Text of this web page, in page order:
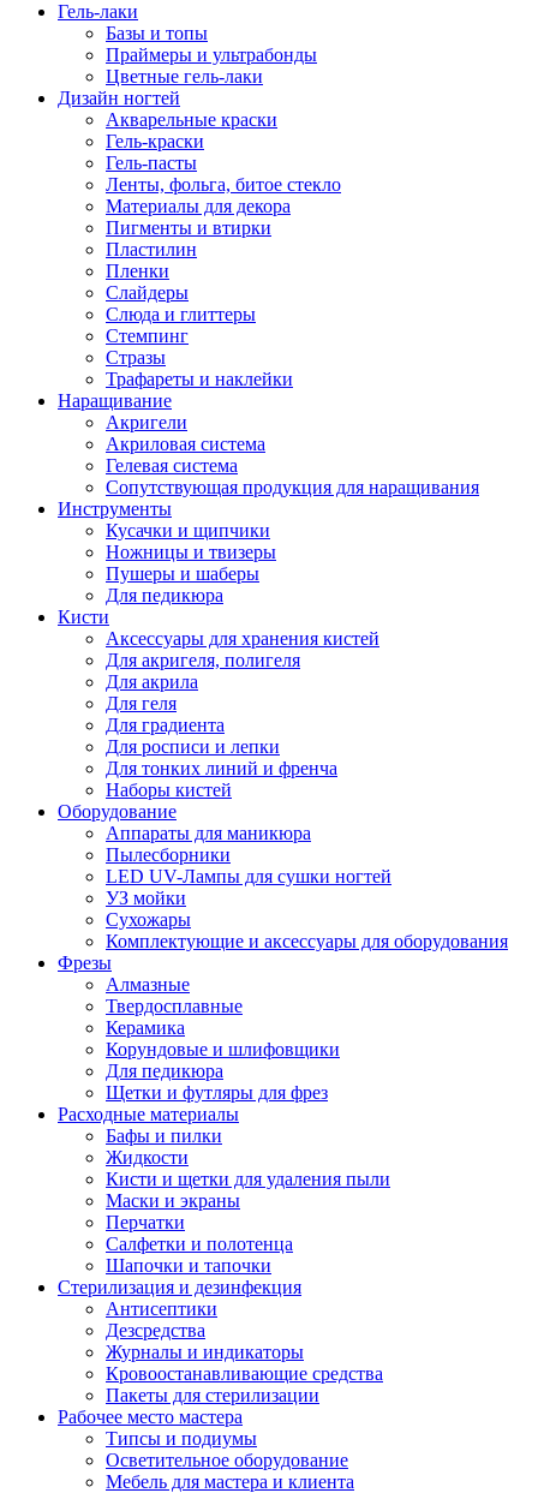
Гель-лаки
Базы и топы
Праймеры и ультрабонды
Цветные гель-лаки
Дизайн ногтей
Акварельные краски
Гель-краски
Гель-пасты
Ленты, фольга, битое стекло
Материалы для декора
Пигменты и втирки
Пластилин
Пленки
Слайдеры
Слюда и глиттеры
Стемпинг
Стразы
Трафареты и наклейки
Наращивание
Акригели
Акриловая система
Гелевая система
Сопутствующая продукция для наращивания
Инструменты
Кусачки и щипчики
Ножницы и твизеры
Пушеры и шаберы
Для педикюра
Кисти
Аксессуары для хранения кистей
Для акригеля, полигеля
Для акрила
Для геля
Для градиента
Для росписи и лепки
Для тонких линий и френча
Наборы кистей
Оборудование
Аппараты для маникюра
Пылесборники
LED UV-Лампы для сушки ногтей
УЗ мойки
Сухожары
Комплектующие и аксессуары для оборудования
Фрезы
Алмазные
Твердосплавные
Керамика
Корундовые и шлифовщики
Для педикюра
Щетки и футляры для фрез
Расходные материалы
Бафы и пилки
Жидкости
Кисти и щетки для удаления пыли
Маски и экраны
Перчатки
Салфетки и полотенца
Шапочки и тапочки
Стерилизация и дезинфекция
Антисептики
Дезсредства
Журналы и индикаторы
Кровоостанавливающие средства
Пакеты для стерилизации
Рабочее место мастера
Типсы и подиумы
Осветительное оборудование
Мебель для мастера и клиента